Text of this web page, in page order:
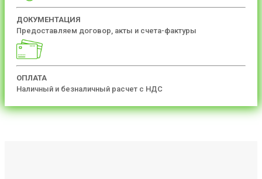
ДОКУМЕНТАЦИЯ
Предоставляем договор, акты и счета-фактуры
ОПЛАТА
Наличный и безналичный расчет с НДС